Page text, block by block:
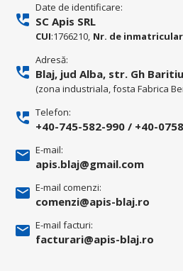
Date de identificare:
SC Apis SRL
CUI:1766210, Nr. de
Adresă:
Blaj, jud Alba, str. Gh
(zona industriala, fosta Fabrica
Telefon:
+40-745-582-990 / +40-
E-mail:
apis.blaj@gmail.com
E-mail comenzi:
comenzi@apis-blaj.ro
E-mail facturi:
facturari@apis-blaj.ro